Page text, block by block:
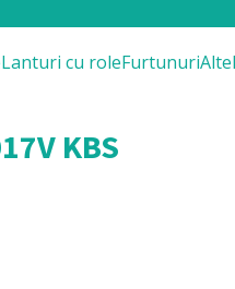
Lanturi cu roleFurtunuri
KBS